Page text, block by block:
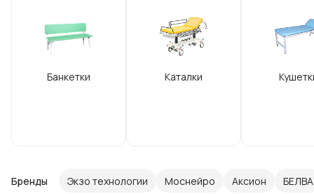
Банкетки Каталки
Бренды Экзо технологии Моснейро Аксион БЕЛВА